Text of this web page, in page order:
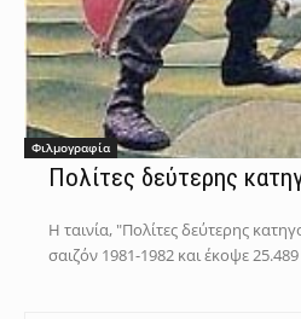
Φιλμογραφία
Πολίτες δεύτερης
Η ταινία, "Πολίτες δεύτερης
σαιζόν 1981-1982 και έκοψε